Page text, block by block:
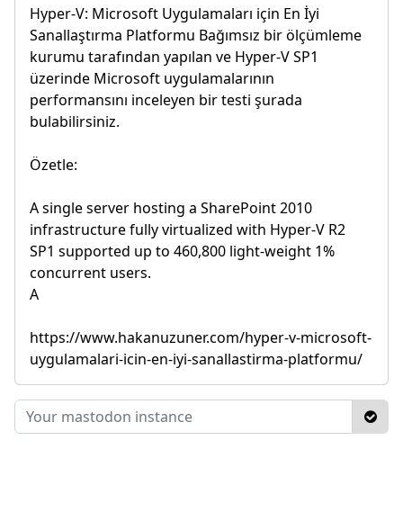
Hyper-V: Microsoft Uygulamaları için En İyi
Sanallaştırma Platformu Bağımsız bir ölçümleme
kurumu tarafından yapılan ve Hyper-V SP1
üzerinde Microsoft uygulamalarının
performansını inceleyen bir testi şurada
bulabilirsiniz.
Özetle:
A single server hosting a SharePoint 2010
infrastructure fully virtualized with Hyper-V R2
SP1 supported up to 460,800 light-weight 1%
concurrent users.
A
https://www.hakanuzuner.com/hyper-v-microsoft-
uygulamalari-icin-en-iyi-sanallastirma-platformu/